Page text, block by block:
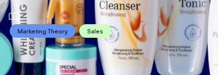
Marketing Theory Sales